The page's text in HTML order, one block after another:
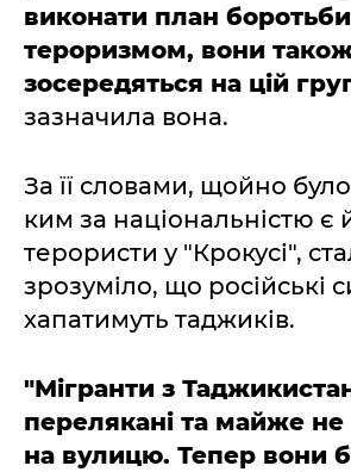
виконати план
тероризмом, вони
зосередяться на цій
зазначила вона.
За її словами, щойно
ким за національністю є
терористи у "Крокусі",
зрозуміло, що російські
хапатимуть таджиків.
"Мігранти з
перелякані та майже не
на вулицю. Тепер вони